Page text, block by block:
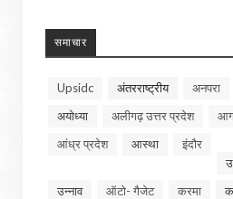
समाचार
Upsidc अंतरराष्ट्रीय अनपरा
अयोध्या
अलीगढ़ उत्तर प्रदेश
आंध्र प्रदेश
आस्था इंदौर
उन्नाव
ऑटो- गैजेट करमा